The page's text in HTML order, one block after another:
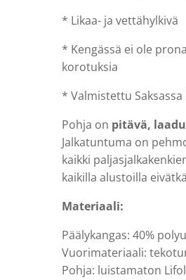
* Likaa- ja vettähylkivä
* Kengässä ei ole
korotuksia
* Valmistettu
Pohja on pitävä,
Jalkatuntuma on
kaikki
kaikilla alustoilla
Materiaali:
Päälykangas: 40%
Vuorimateriaali:
Pohja: luistamaton